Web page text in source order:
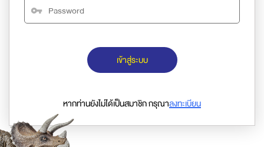
เข้าสู่ระบบ
หากท่านยังไม่ได้เป็นสมาชิก กรุณาลงทะเบียน